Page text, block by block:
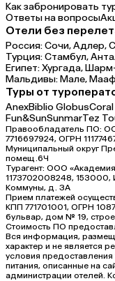
Как забронировать
Ответы на вопросы
Отели без
Россия:Сочи,Адлер,
Турция:Стамбул,
Египет:Хургада,
Мальдивы:Мале,
Туры от
AnexBiblio Globus
Fun&SunSunmarTez
Правообладатель ПО:
7716697924, ОГРН
Муниципальный округ
помещ.6Ч
Турагент: ООО
1173702008248, 153000,
Коммуны, д. ЗА
Прием платежей
КПП 771701001, ОГРН
бульвар, дом № 19,
Стоимость ПО
Вся информация,
характер и не является
условия предоставления
питания, описанные на
администрации отелей.